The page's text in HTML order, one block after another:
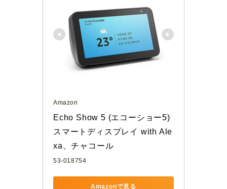
Amazon
Echo Show 5 (エコーショー5)
スマートディスプレイ with Ale
xa、チャコール
53-018754
Amazonで見る